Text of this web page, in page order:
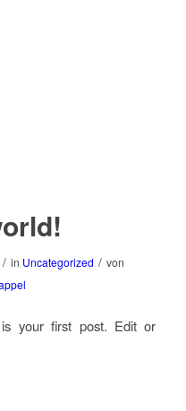
/ in Uncategorized / von
your first post. Edit or